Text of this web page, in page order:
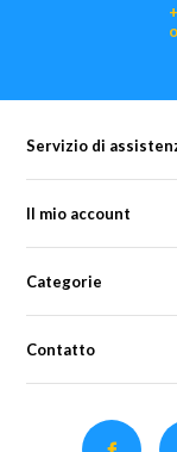
Servizio di
Il mio account
Categorie
Contatto